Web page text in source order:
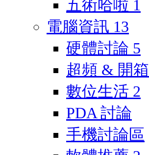
五術哈啦 1
電腦資訊 13
硬體討論 5
超頻 & 開箱
數位生活 2
PDA 討論
手機討論區